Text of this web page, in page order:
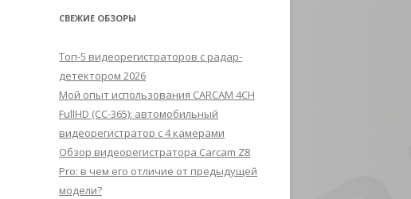
СВЕЖИЕ ОБЗОРЫ
Топ-5 видеорегистраторов с радар-
детектором 2026
Мой опыт использования CARCAM 4CH
FullHD (CC-365): автомобильный
видеорегистратор с 4 камерами
Обзор видеорегистратора Carcam Z8
Pro: в чем его отличие от предыдущей
модели?